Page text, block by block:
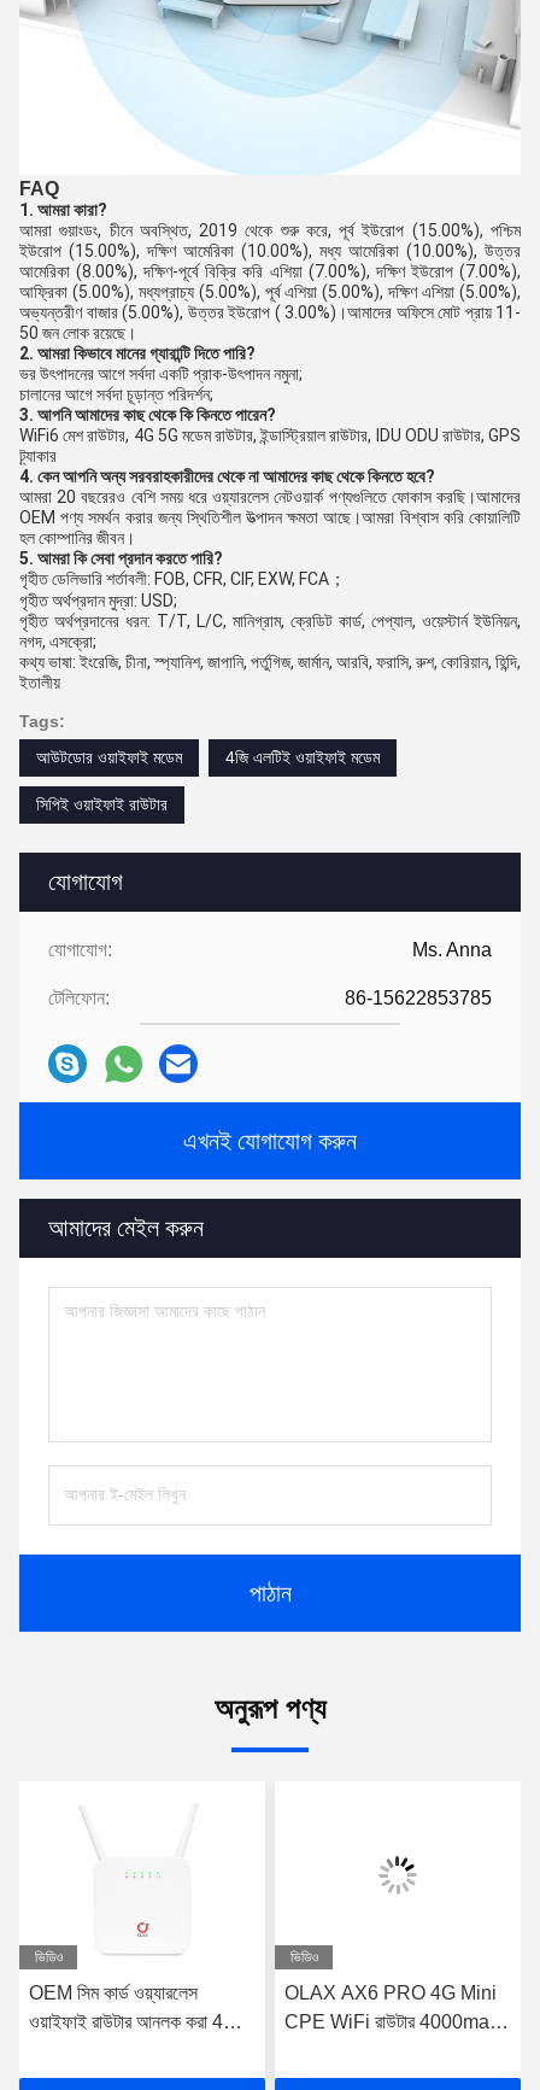
যোগাযোগ
যোগাযোগ: Ms. Anna
টেলিফোন: 86-15622853785
এখনই যোগাযোগ করুন
আমাদের মেইল ​​করুন
পাঠান
FAQ
1. আমরা কারা?
আমরা গুয়াংডং, চীনে অবস্থিত, 2019 থেকে শুরু করে, পূর্ব ইউরোপ (15.00%), পশ্চিম
ইউরোপ (15.00%), দক্ষিণ আমেরিকা (10.00%), মধ্য আমেরিকা (10.00%), উত্তর
আমেরিকা (8.00%), দক্ষিণ-পূর্বে বিক্রি করি এশিয়া (7.00%), দক্ষিণ ইউরোপ (7.00%),
আফ্রিকা (5.00%), মধ্যপ্রাচ্য (5.00%), পূর্ব এশিয়া (5.00%), দক্ষিণ এশিয়া (5.00%),
অভ্যন্তরীণ বাজার (5.00%), উত্তর ইউরোপ ( 3.00%)।আমাদের অফিসে মোট প্রায় 11-
50 জন লোক রয়েছে।
2. আমরা কিভাবে মানের গ্যারান্টি দিতে পারি?
ভর উৎপাদনের আগে সর্বদা একটি প্রাক-উৎপাদন নমুনা;
চালানের আগে সর্বদা চূড়ান্ত পরিদর্শন;
3. আপনি আমাদের কাছ থেকে কি কিনতে পারেন?
WiFi6 মেশ রাউটার, 4G 5G মডেম রাউটার, ইন্ডাস্ট্রিয়াল রাউটার, IDU ODU রাউটার, GPS
ট্র্যাকার
4. কেন আপনি অন্য সরবরাহকারীদের থেকে না আমাদের কাছ থেকে কিনতে হবে?
আমরা 20 বছরেরও বেশি সময় ধরে ওয়্যারলেস নেটওয়ার্ক পণ্যগুলিতে ফোকাস করছি।আমাদের
OEM পণ্য সমর্থন করার জন্য স্থিতিশীল উত্পাদন ক্ষমতা আছে।আমরা বিশ্বাস করি কোয়ালিটি
হল কোম্পানির জীবন।
5. আমরা কি সেবা প্রদান করতে পারি?
গৃহীত ডেলিভারি শর্তাবলী: FOB, CFR, CIF, EXW, FCA；
গৃহীত অর্থপ্রদান মুদ্রা: USD;
গৃহীত অর্থপ্রদানের ধরন: T/T, L/C, মানিগ্রাম, ক্রেডিট কার্ড, পেপ্যাল, ওয়েস্টার্ন ইউনিয়ন,
নগদ, এসক্রো;
কথ্য ভাষা: ইংরেজি, চীনা, স্প্যানিশ, জাপানি, পর্তুগিজ, জার্মান, আরবি, ফরাসি, রুশ, কোরিয়ান, হিন্দি,
ইতালীয়
Tags:
আউটডোর ওয়াইফাই মডেম
4জি এলটিই ওয়াইফাই মডেম
সিপিই ওয়াইফাই রাউটার
অনুরূপ পণ্য
ভিডিও
OEM সিম কার্ড ওয়্যারলেস
ওয়াইফাই রাউটার আনলক করা 4G
AX6 PRO
ভিডিও
OLAX AX6 PRO 4G Mini
CPE WiFi রাউটার 4000mah